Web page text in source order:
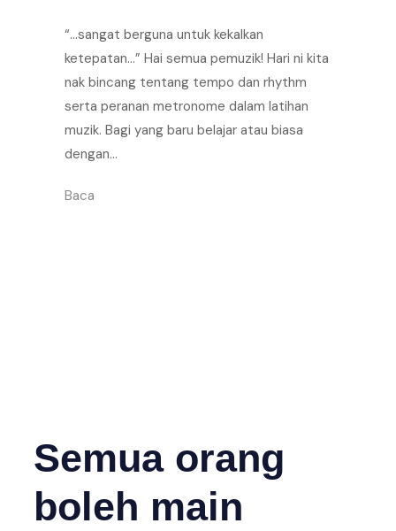
“…sangat berguna untuk kekalkan
ketepatan…” Hai semua pemuzik! Hari ni kita
nak bincang tentang tempo dan rhythm
serta peranan metronome dalam latihan
muzik. Bagi yang baru belajar atau biasa
dengan…
Baca
Semua orang
boleh main